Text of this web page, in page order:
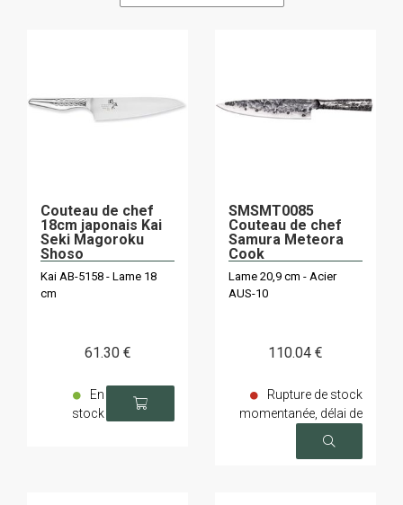
Couteau de chef
18cm japonais Kai
Seki Magoroku
Shoso
Kai AB-5158 - Lame 18
cm
61.30 €
En
stock
SMSMT0085
Couteau de chef
Samura Meteora
Cook
Lame 20,9 cm - Acier
AUS-10
110.04 €
Rupture de stock
momentanée, délai de
livraison sur demande